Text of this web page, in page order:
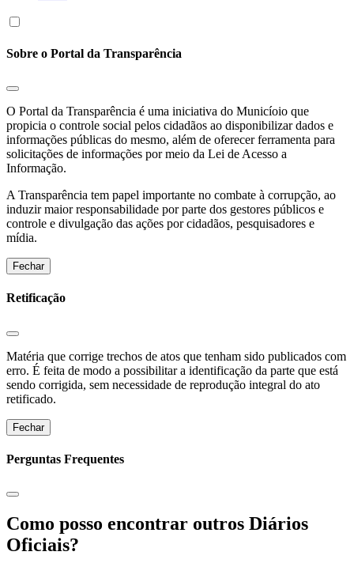
Sobre o Portal da Transparência
O Portal da Transparência é uma iniciativa do Municíoio que
propicia o controle social pelos cidadãos ao disponibilizar dados e
informações públicas do mesmo, além de oferecer ferramenta para
solicitações de informações por meio da Lei de Acesso a
Informação.
A Transparência tem papel importante no combate à corrupção, ao
induzir maior responsabilidade por parte dos gestores públicos e
controle e divulgação das ações por cidadãos, pesquisadores e
mídia.
Fechar
Retificação
Matéria que corrige trechos de atos que tenham sido publicados com
erro. É feita de modo a possibilitar a identificação da parte que está
sendo corrigida, sem necessidade de reprodução integral do ato
retificado.
Fechar
Perguntas Frequentes
Como posso encontrar outros Diários
Oficiais?